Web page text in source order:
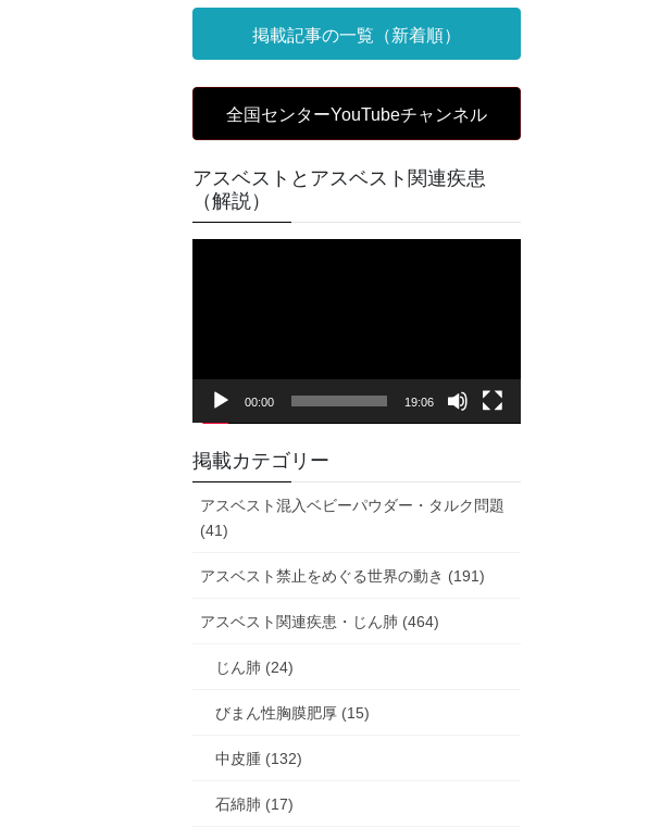
掲載記事の一覧（新着順）
全国センターYouTubeチャンネル
アスベストとアスベスト関連疾患
（解説）
ヤ
00:00 19:06
掲載カテゴリー
アスベスト混入ベビーパウダー・タルク問題
(41)
アスベスト禁止をめぐる世界の動き (191)
アスベスト関連疾患・じん肺 (464)
じん肺 (24)
びまん性胸膜肥厚 (15)
中皮腫 (132)
石綿肺 (17)